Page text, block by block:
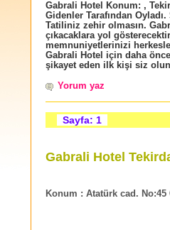
Gabrali Hotel Konum: ,
Gidenler Tarafından Oyladı.
Tatiliniz zehir olmasın.
çıkacaklara yol
memnuniyetlerinizi herkesle
Gabrali Hotel için daha
şikayet eden ilk kişi siz
Yorum yaz
Sayfa: 1
Gabrali Hotel
Konum : Atatürk cad. No:45